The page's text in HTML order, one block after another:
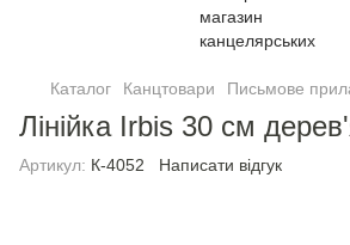
Каталог Канцтовари Письмове
Лінійка Irbis 30 см
Артикул: К-4052 Написати відгук